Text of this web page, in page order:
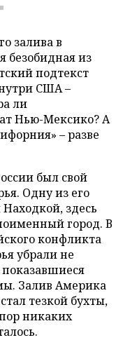
залива в
безобидная из
подтекст
США –
ли
Нью-Мексико? А
– разве
был свой
Одну из его
здесь
город. В
конфликта
убрали не
Залив Америка
тезкой бухты,
никаких